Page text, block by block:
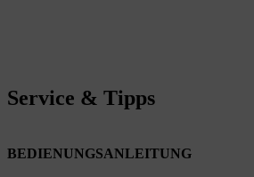
Service & Tipps
BEDIENUNGSANLEITUNG